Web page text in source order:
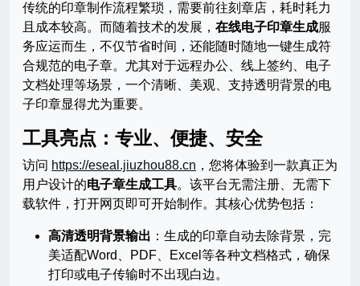
传统的印章制作流程繁琐，需要前往刻章店，耗时耗力
且成本较高。而随着技术的发展， 在线电子印章生成服
务应运而生，不仅节省时间，还能随时随地一键生成符
合规范的电子章。尤其对于远程办公、线上签约、电子
文档处理等场景，一个清晰、美观、支持透明背景的电
子印章显得尤为重要。
工具亮点：专业、便捷、安全
访问 https://eseal.jiuzhou88.cn ，您将体验到一款真正为
用户设计的电子章生成工具。该平台无需注册、无需下
载软件，打开网页即可开始制作。其核心优势包括：
高清透明背景输出 ：生成的印章自动去除背景，完
美适配Word、PDF、Excel等各种文档格式，确保
打印或电子传输时不出现白边。